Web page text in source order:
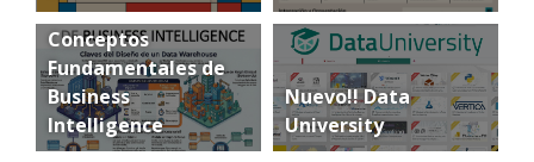
Conceptos
Fundamentales de
Business
Intelligence
Nuevo!! Data
University